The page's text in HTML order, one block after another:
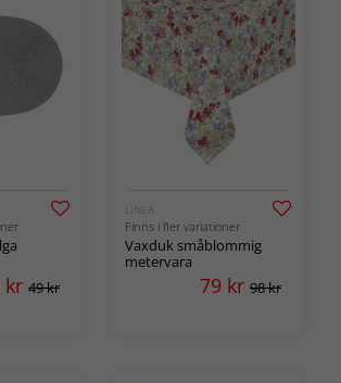
kr 49 kr
LINEA
Finns i fler variationer
Vaxduk småblommig
metervara
79 kr 98 kr